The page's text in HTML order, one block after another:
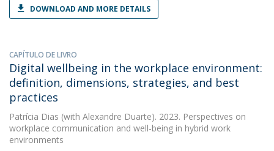
DOWNLOAD AND MORE DETAILS
CAPÍTULO DE LIVRO
Digital wellbeing in the workplace environment:
definition, dimensions, strategies, and best
practices
Patrícia Dias (with Alexandre Duarte). 2023. Perspectives on
workplace communication and well-being in hybrid work
environments